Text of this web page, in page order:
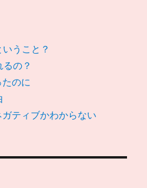
うこと？
の？
のに
ティブかわからない